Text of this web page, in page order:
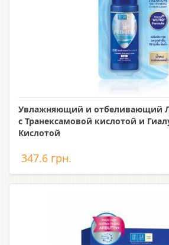
Увлажняющий и отбеливающий
с Транексамовой кислотой и
Кислотой
347.6 грн.